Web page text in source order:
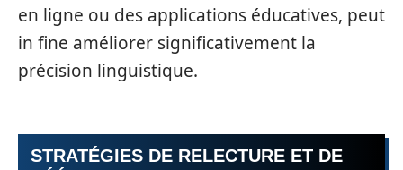
en ligne ou des applications éducatives, peut
in fine améliorer significativement la
précision linguistique.
STRATÉGIES DE RELECTURE ET DE